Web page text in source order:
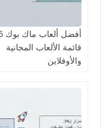
قائمة الألعاب المجانية
والأوفلاين